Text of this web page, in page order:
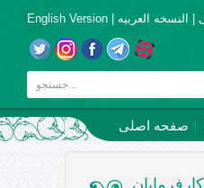
النسخه العربیه English Version
صفحه اصلی